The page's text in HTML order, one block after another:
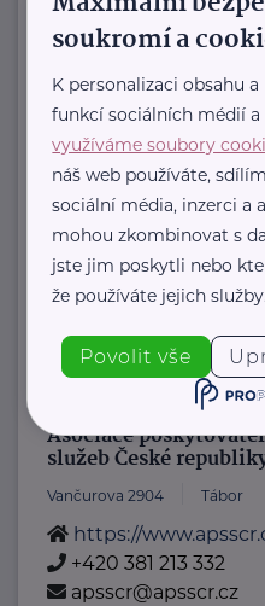
Českolipská 3444 Mělník
Registrované služby
kraj:
Domov pro seniory
Domov pro osoby
www.amfion.cz
+420 731 774 174
Asociace
služeb České
Vančurova 2904 Tábor
https://
+420 381 213 332
apsscr@apsscr.cz
soukromí a
K personalizaci obsahu
funkcí sociálních médií a
využíváme soubory
náš web používáte,
sociální média, inzerci a
mohou zkombinovat s
jste jim poskytli nebo
že používáte jejich
Povolit vše